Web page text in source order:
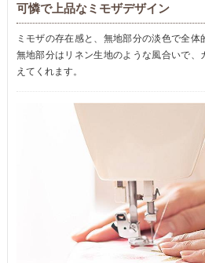
可憐で上品なミモザデザイン
ミモザの存在感と、無地部分の淡色で全体
無地部分はリネン生地のような風合いで
えてくれます。